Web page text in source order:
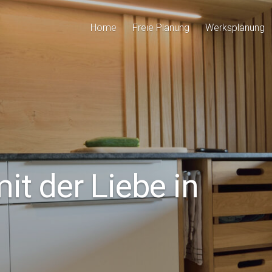
Home Freie Planung Werksplanung
der Liebe in